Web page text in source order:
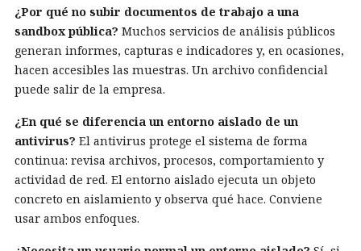
¿Por qué no subir documentos de trabajo a una
sandbox pública? Muchos servicios de análisis públicos
generan informes, capturas e indicadores y, en ocasiones,
hacen accesibles las muestras. Un archivo confidencial
puede salir de la empresa.
¿En qué se diferencia un entorno aislado de un
antivirus? El antivirus protege el sistema de forma
continua: revisa archivos, procesos, comportamiento y
actividad de red. El entorno aislado ejecuta un objeto
concreto en aislamiento y observa qué hace. Conviene
usar ambos enfoques.